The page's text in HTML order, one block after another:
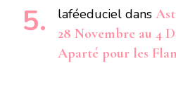
laféeduciel dans
28 Novembre au 4
Aparté pour les